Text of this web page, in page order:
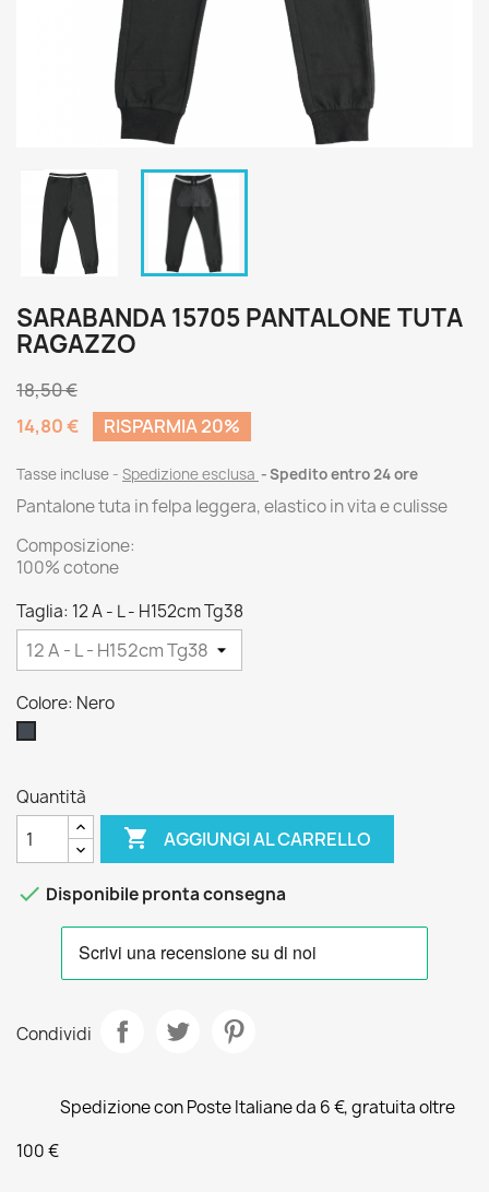
SARABANDA 15705 PANTALONE TUTA
RAGAZZO
18,50 €
14,80 €
RISPARMIA 20%
Tasse incluse Spedizione esclusa Spedito entro 24 ore
Pantalone tuta in felpa leggera, elastico in vita e culisse
Composizione:
100% cotone
Taglia: 12 A - L - H152cm Tg38
Colore: Nero
Quantità
 AGGIUNGI AL CARRELLO
 Disponibile pronta consegna
Condividi
Spedizione con Poste Italiane da 6 €, gratuita oltre
100 €